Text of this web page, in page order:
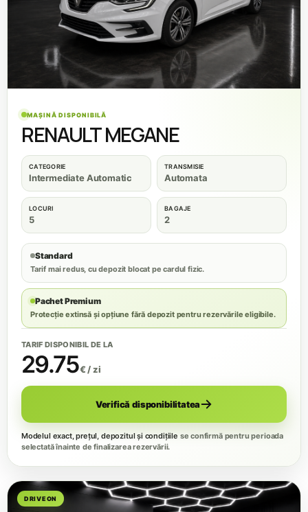
MAȘINĂ DISPONIBILĂ
RENAULT MEGANE
CATEGORIE
Intermediate Automatic
TRANSMISIE
Automata
LOCURI
5
BAGAJE
2
Standard
Tarif mai redus, cu depozit blocat pe cardul fizic.
Pachet Premium
Protecție extinsă și opțiune fără depozit pentru rezervările eligibile.
TARIF DISPONIBIL DE LA
29.75€ / zi
Verifică disponibilitatea
Modelul exact, prețul, depozitul și condițiile se confirmă pentru perioada
selectată înainte de finalizarea rezervării.